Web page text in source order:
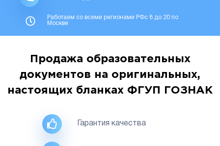
Работаем со всеми регионами РФс 8 до 20 по
Москве
Продажа образовательных
документов на оригинальных,
настоящих бланках ФГУП ГОЗНАК
Гарантия качества